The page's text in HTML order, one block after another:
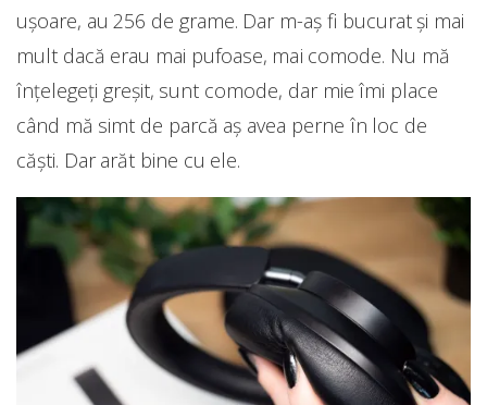
ușoare, au 256 de grame. Dar m-aș fi bucurat și mai
mult dacă erau mai pufoase, mai comode. Nu mă
înțelegeți greșit, sunt comode, dar mie îmi place
când mă simt de parcă aș avea perne în loc de
căști. Dar arăt bine cu ele.